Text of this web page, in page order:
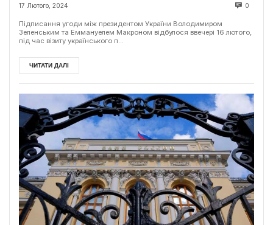
17 Лютого, 2024 0
Підписання угоди між президентом України Володимиром
Зеленським та Еммануелем Макроном відбулося ввечері 16 лютого,
під час візиту українського п...
ЧИТАТИ ДАЛІ